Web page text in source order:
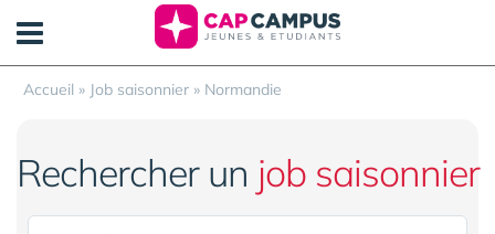
Accueil » Job saisonnier » Normandie
Rechercher un job saisonnier
Panneau de gestion des cookies